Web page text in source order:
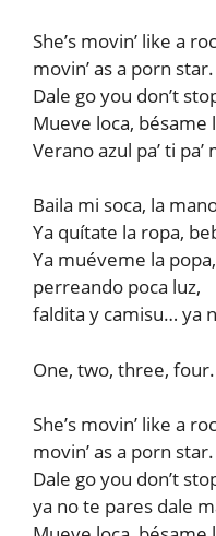
She’s movin’ like a
movin’ as a porn star.
Dale go you don’t
Mueve loca,
Verano azul pa’ ti pa’
Baila mi soca, la
Ya quítate la ropa,
Ya muéveme la
perreando poca luz,
faldita y camisu… ya
One, two, three, four.
She’s movin’ like a
movin’ as a porn star.
Dale go you don’t
ya no te pares dale